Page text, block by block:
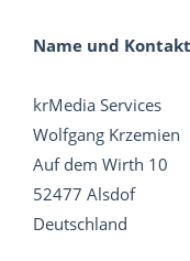
Name und
krMedia Services
Wolfgang Krzemien
Auf dem Wirth 10
52477 Alsdof
Deutschland